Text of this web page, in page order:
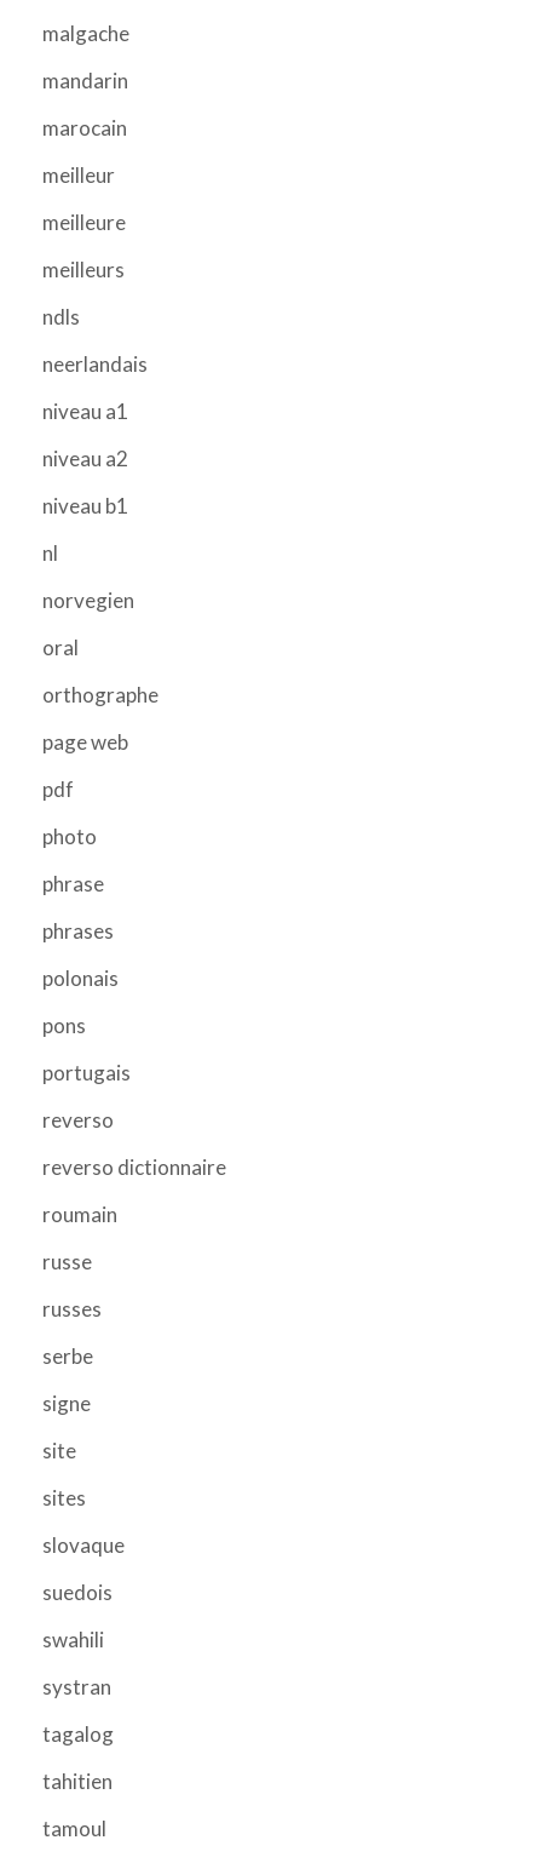
malgache
mandarin
marocain
meilleur
meilleure
meilleurs
ndls
neerlandais
niveau a1
niveau a2
niveau b1
nl
norvegien
oral
orthographe
page web
pdf
photo
phrase
phrases
polonais
pons
portugais
reverso
reverso dictionnaire
roumain
russe
russes
serbe
signe
site
sites
slovaque
suedois
swahili
systran
tagalog
tahitien
tamoul